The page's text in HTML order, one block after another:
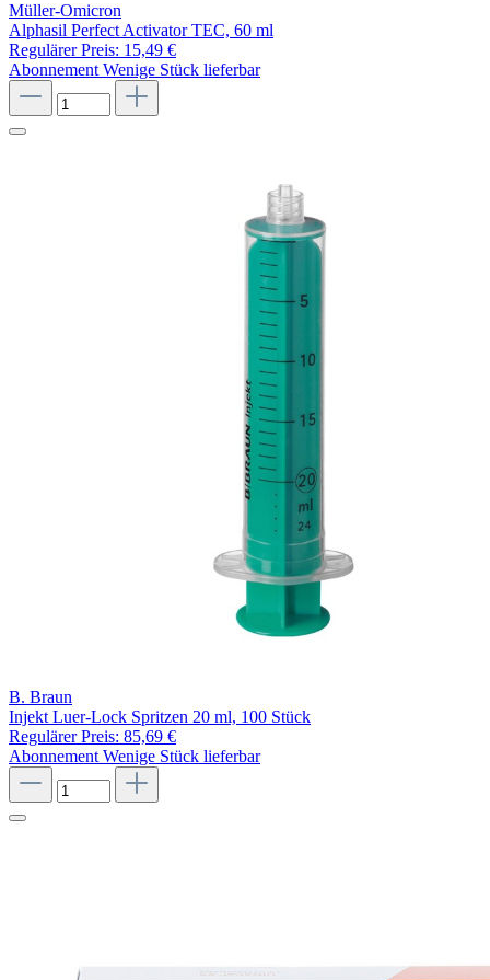
Müller-Omicron
Alphasil Perfect Activator TEC, 60 ml
Regulärer Preis: 15,49 €
Abonnement Wenige Stück lieferbar
B. Braun
Injekt Luer-Lock Spritzen 20 ml, 100 Stück
Regulärer Preis: 85,69 €
Abonnement Wenige Stück lieferbar